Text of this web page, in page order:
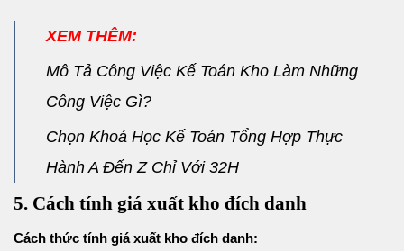
XEM THÊM:
Mô Tả Công Việc Kế Toán Kho Làm Những
Công Việc Gì?
Chọn Khoá Học Kế Toán Tổng Hợp Thực
Hành A Đến Z Chỉ Với 32H
5. Cách tính giá xuất kho đích danh
Cách thức tính giá xuất kho đích danh: